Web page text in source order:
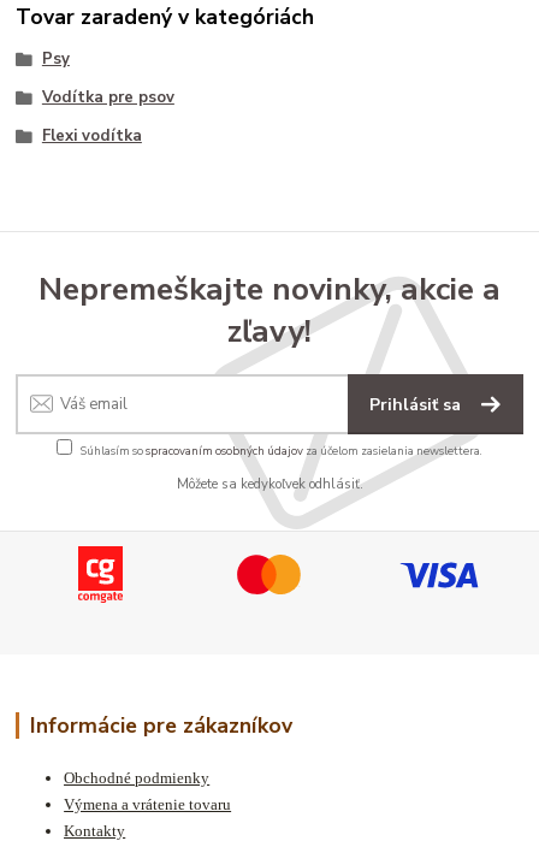
Tovar zaradený v kategóriách
Psy
Vodítka pre psov
Flexi vodítka
Nepremeškajte novinky, akcie a
zľavy!
Prihlásiť sa
Súhlasím sospracovaním osobných údajov za účelom zasielania newslettera.
Môžete sa kedykoľvek odhlásiť.
Informácie pre zákazníkov
Obchodné podmienky
Výmena a vrátenie tovaru
Kontakty